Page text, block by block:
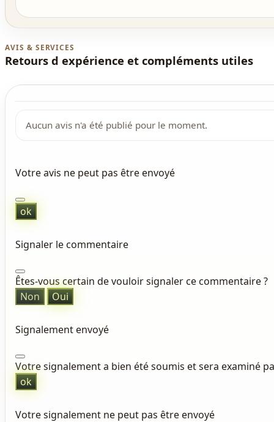
AVIS & SERVICES
Retours d expérience et compléments utiles
Aucun avis n'a été publié pour le moment.
Votre avis ne peut pas être envoyé
ok
Signaler le commentaire
Êtes-vous certain de vouloir signaler ce commentaire ?
Non
Oui
Signalement envoyé
Votre signalement a bien été soumis et sera examiné
ok
Votre signalement ne peut pas être envoyé